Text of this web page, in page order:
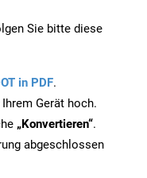
Sie bitte diese
in PDF.
Gerät hoch.
„Konvertieren“.
abgeschlossen